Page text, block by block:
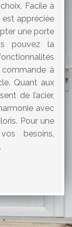
Facile à
appréciée
une porte
pouvez la
à
Quant aux
de l’acier,
avec
Pour une
besoins,